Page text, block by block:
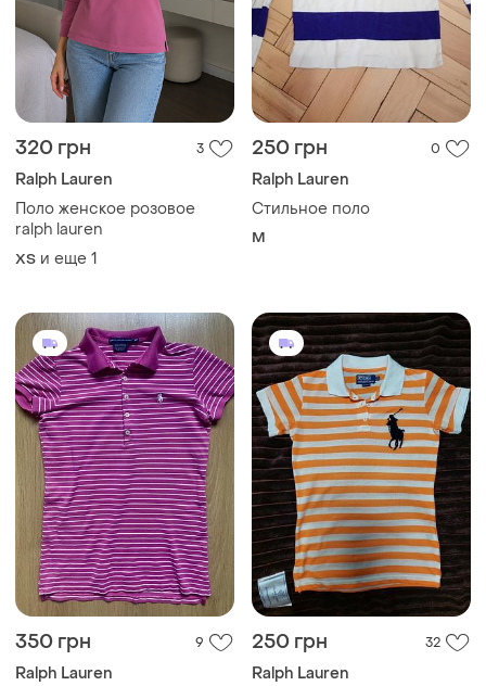
320 грн 3
Ralph Lauren
Поло женское розовое
ralph lauren
ХS и еще 1
250 грн 0
Ralph Lauren
Стильное поло
M
350 грн 9
Ralph Lauren
250 грн 32
Ralph Lauren